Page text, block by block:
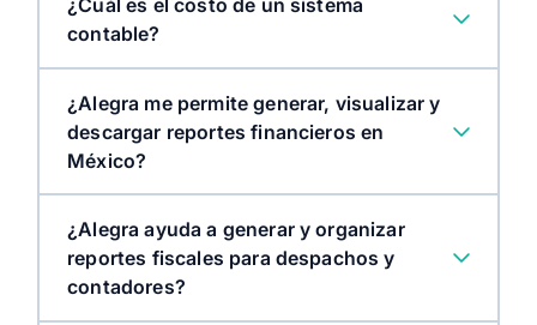
Evitar sanciones:
¿Cuál es el costo de un sistema
contable?
¿Alegra me permite generar, visualizar y
descargar reportes financieros en
México?
¿Alegra ayuda a generar y organizar
reportes fiscales para despachos y
contadores?